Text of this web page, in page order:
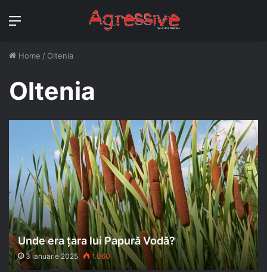
Home / Oltenia
Oltenia
Unde era țara lui Papură Vodă?
3 ianuarie 2025 1.060